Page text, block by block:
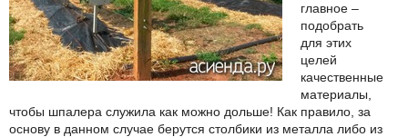
главное –
подобрать
для этих
целей
качественные
материалы,
чтобы шпалера служила как можно дольше! Как правило, за
основу в данном случае берутся столбики из металла либо из